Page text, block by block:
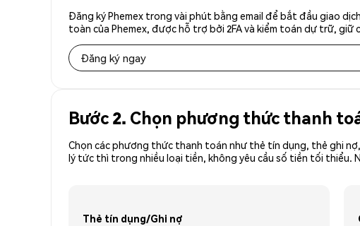
Đăng ký Phemex trong vài phút bằng email để bắt đầu giao
toàn của Phemex, được hỗ trợ bởi 2FA và kiểm toán dự trữ,
Đăng ký ngay
Bước 2. Chọn phương thức thanh
Chọn các phương thức thanh toán như thẻ tín dụng, thẻ ghi
lý tức thì trong nhiều loại tiền, không yêu cầu số tiền tối thiểu.
Thẻ tín dụng/Ghi nợ